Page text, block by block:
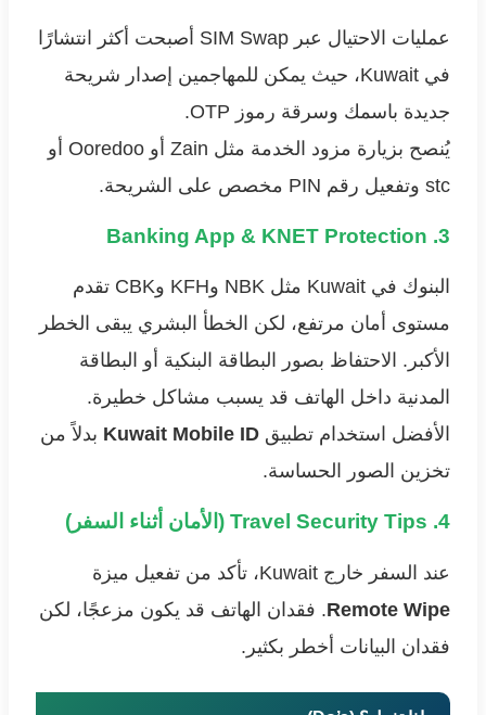
عمليات الاحتيال عبر SIM Swap أصبحت أكثر انتشارًا
في Kuwait، حيث يمكن للمهاجمين إصدار شريحة
جديدة باسمك وسرقة رموز OTP.
يُنصح بزيارة مزود الخدمة مثل Zain أو Ooredoo أو
stc وتفعيل رقم PIN مخصص على الشريحة.
3. Banking App & KNET Protection
البنوك في Kuwait مثل NBK وKFH وCBK تقدم
مستوى أمان مرتفع، لكن الخطأ البشري يبقى الخطر
الأكبر. الاحتفاظ بصور البطاقة البنكية أو البطاقة
المدنية داخل الهاتف قد يسبب مشاكل خطيرة.
الأفضل استخدام تطبيق Kuwait Mobile ID بدلاً من
تخزين الصور الحساسة.
4. Travel Security Tips (الأمان أثناء السفر)
عند السفر خارج Kuwait، تأكد من تفعيل ميزة
Remote Wipe. فقدان الهاتف قد يكون مزعجًا، لكن
فقدان البيانات أخطر بكثير.